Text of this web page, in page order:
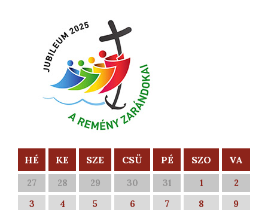
HÉ KE SZE CSÜ PÉ SZO VA
27 28 29 30 31 1
2
3
4 5 6 7 8
9